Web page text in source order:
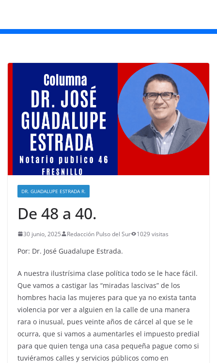
DR. GUADALUPE ESTRADA R.
De 48 a 40.
30 junio, 2025 Redacción Pulso del Sur 1029 visitas
Por: Dr. José Guadalupe Estrada.
A nuestra ilustrísima clase política todo se le hace fácil.
Que vamos a castigar las “miradas lascivas” de los
hombres hacia las mujeres para que ya no exista tanta
violencia por ver a alguien en la calle de una manera
rara o inusual, pues veinte años de cárcel al que se le
ocurra, que si vamos a aumentarles el impuesto predial
para que quien tenga una casa pequeña pague como si
tuviéramos calles y servicios públicos como en